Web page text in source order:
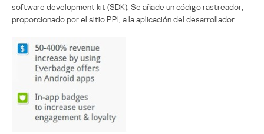
software development kit (SDK). Se añade un código rastreador;
proporcionado por el sitio PPI, a la aplicación del desarrollador.